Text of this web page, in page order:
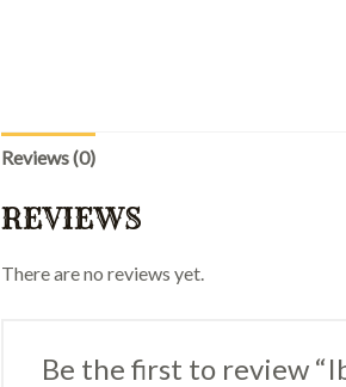
Reviews (0)
REVIEWS
There are no reviews yet.
Be the first to review